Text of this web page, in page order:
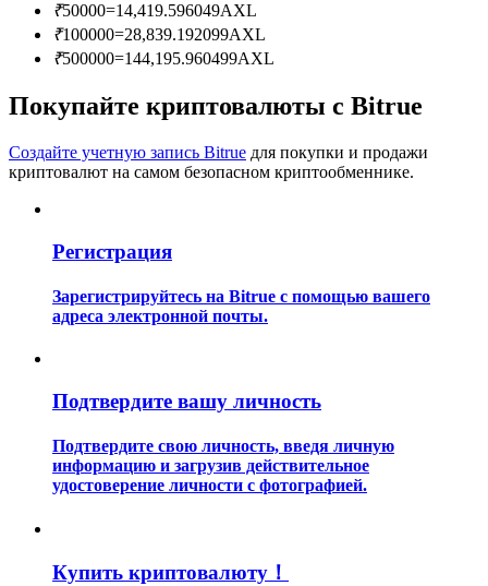
Анализ больших данных, включая торговую информацию
и т. д.
Гид
Руководство для начинающих по фьючерсам
₹50000=14,419.596049AXL
₹100000=28,839.192099AXL
₹500000=144,195.960499AXL
Покупайте криптовалюты с Bitrue
Создайте учетную запись Bitrue для покупки и продажи
криптовалют на самом безопасном криптообменнике.
Регистрация
Зарегистрируйтесь на Bitrue с помощью вашего
адреса электронной почты.
Подтвердите вашу личность
Подтвердите свою личность, введя личную
информацию и загрузив действительное
удостоверение личности с фотографией.
Купить криптовалюту！